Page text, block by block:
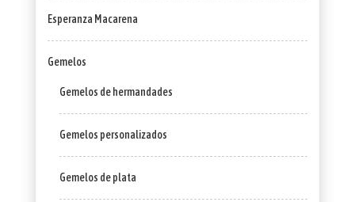
Esperanza Macarena
Gemelos
Gemelos de hermandades
Gemelos personalizados
Gemelos de plata